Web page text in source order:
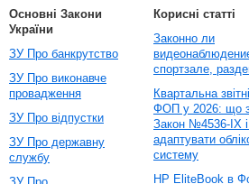
Основні Закони
України
ЗУ Про банкрутство
ЗУ Про виконавче
провадження
ЗУ Про відпустки
ЗУ Про державну
службу
Корисні статті
Законно ли
спортзале,
Квартальна
ФОП у 2026: що
Закон №4536-IX
адаптувати
систему
HP EliteBook в